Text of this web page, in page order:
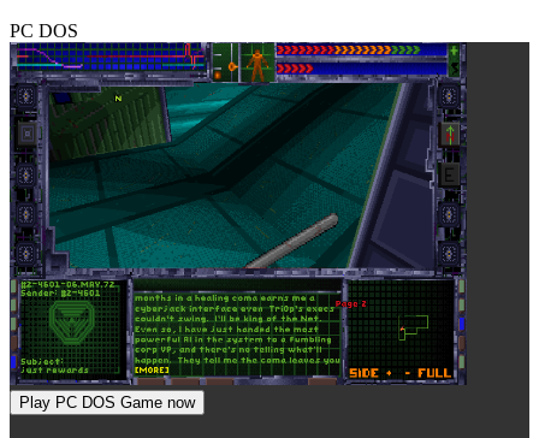
PC DOS
Play PC DOS Game now